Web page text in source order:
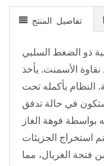
تفاصيل المنتج
ذو الضغط السلبي
الأسمنت. يأخذ
النظام بأكمله تحت
في حالة تدفق
بواسطة فوهة الغاز
استخراج الجزيئات
فتحة الغربال، مما